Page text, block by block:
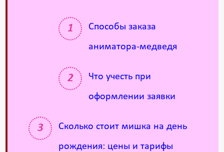
Способы заказа
аниматора-медведя
Что учесть при
оформлении заявки
Сколько стоит мишка на день
рождения: цены и тарифы